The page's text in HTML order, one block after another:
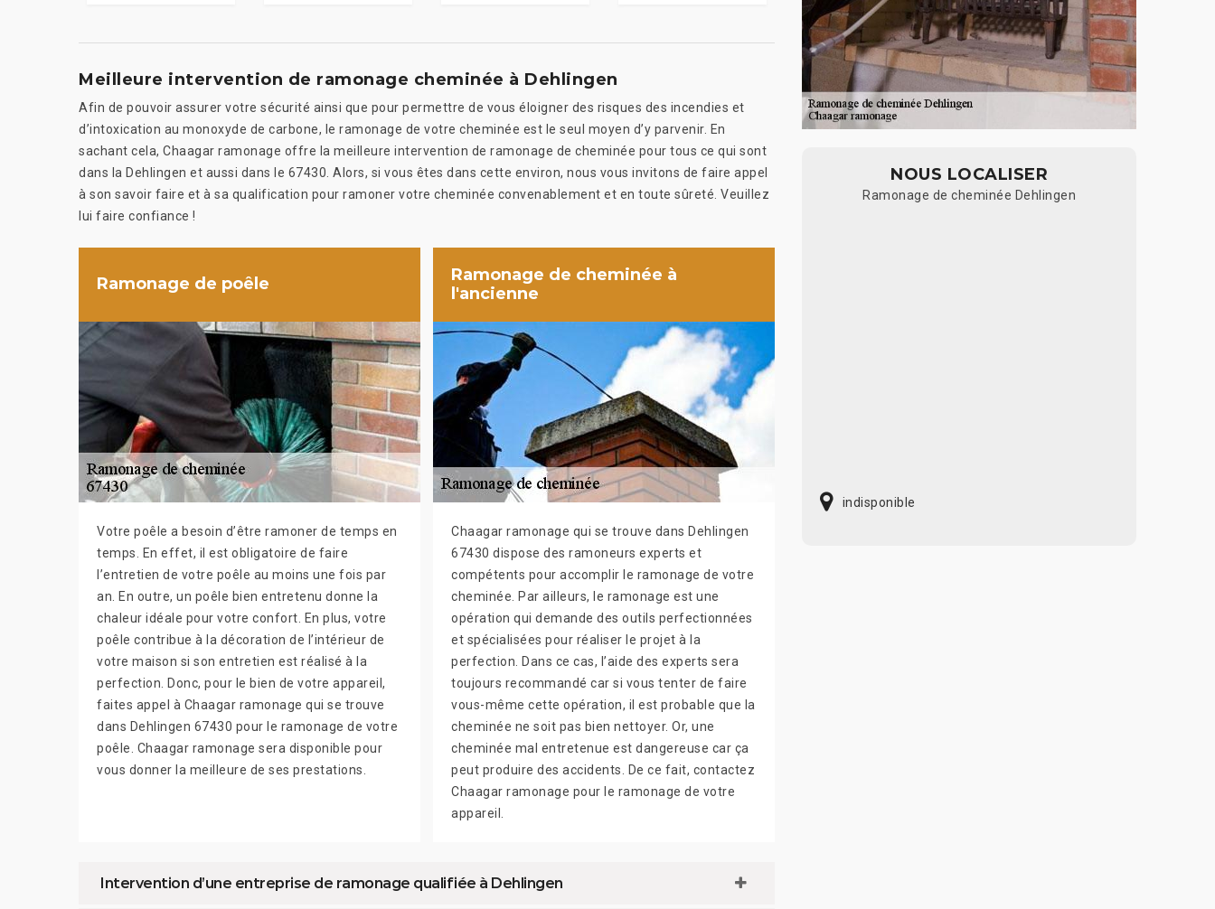
Meilleure intervention de ramonage cheminée à Dehlingen
Afin de pouvoir assurer votre sécurité ainsi que pour permettre de vous éloigner des risques des incendies et
d’intoxication au monoxyde de carbone, le ramonage de votre cheminée est le seul moyen d’y parvenir. En
sachant cela, Chaagar ramonage offre la meilleure intervention de ramonage de cheminée pour tous ce qui sont
dans la Dehlingen et aussi dans le 67430. Alors, si vous êtes dans cette environ, nous vous invitons de faire appel
à son savoir faire et à sa qualification pour ramoner votre cheminée convenablement et en toute sûreté. Veuillez
lui faire confiance !
Ramonage de poêle
Votre poêle a besoin d’être ramoner de temps en
temps. En effet, il est obligatoire de faire
l’entretien de votre poêle au moins une fois par
an. En outre, un poêle bien entretenu donne la
chaleur idéale pour votre confort. En plus, votre
poêle contribue à la décoration de l’intérieur de
votre maison si son entretien est réalisé à la
perfection. Donc, pour le bien de votre appareil,
faites appel à Chaagar ramonage qui se trouve
dans Dehlingen 67430 pour le ramonage de votre
poêle. Chaagar ramonage sera disponible pour
vous donner la meilleure de ses prestations.
Ramonage de cheminée à
l'ancienne
Chaagar ramonage qui se trouve dans Dehlingen
67430 dispose des ramoneurs experts et
compétents pour accomplir le ramonage de votre
cheminée. Par ailleurs, le ramonage est une
opération qui demande des outils perfectionnées
et spécialisées pour réaliser le projet à la
perfection. Dans ce cas, l’aide des experts sera
toujours recommandé car si vous tenter de faire
vous-même cette opération, il est probable que la
cheminée ne soit pas bien nettoyer. Or, une
cheminée mal entretenue est dangereuse car ça
peut produire des accidents. De ce fait, contactez
Chaagar ramonage pour le ramonage de votre
appareil.
Intervention d’une entreprise de ramonage qualifiée à Dehlingen
NOUS LOCALISER
Ramonage de cheminée Dehlingen
indisponible